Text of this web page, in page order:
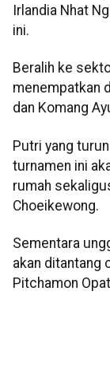
Irlandia Nhat
ini.
Beralih ke
menempatkan
dan Komang
Putri yang
turnamen ini
rumah
Choeikewong.
Sementara
akan ditantang
Pitchamon